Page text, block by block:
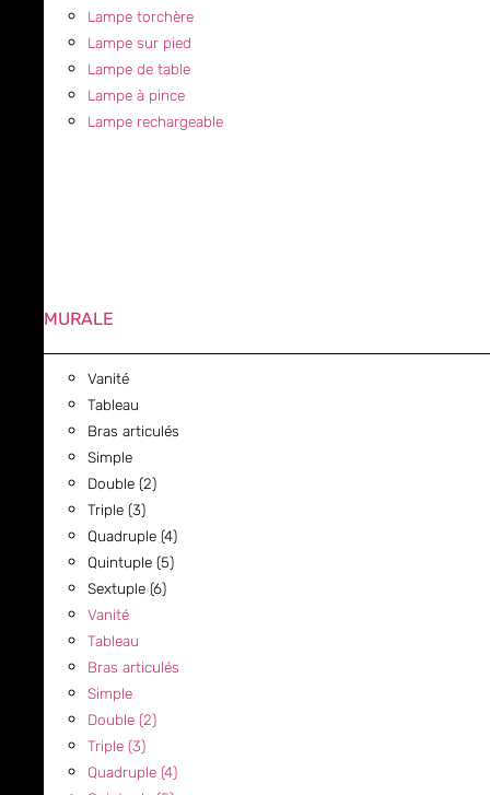
Lampe torchère
Lampe sur pied
Lampe de table
Lampe à pince
Lampe rechargeable
MURALE
Vanité
Tableau
Bras articulés
Simple
Double (2)
Triple (3)
Quadruple (4)
Quintuple (5)
Sextuple (6)
Vanité
Tableau
Bras articulés
Simple
Double (2)
Triple (3)
Quadruple (4)